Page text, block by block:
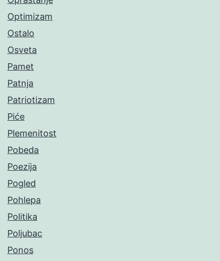
Optimizam
Ostalo
Osveta
Pamet
Patnja
Patriotizam
Piće
Plemenitost
Pobeda
Poezija
Pogled
Pohlepa
Politika
Poljubac
Ponos